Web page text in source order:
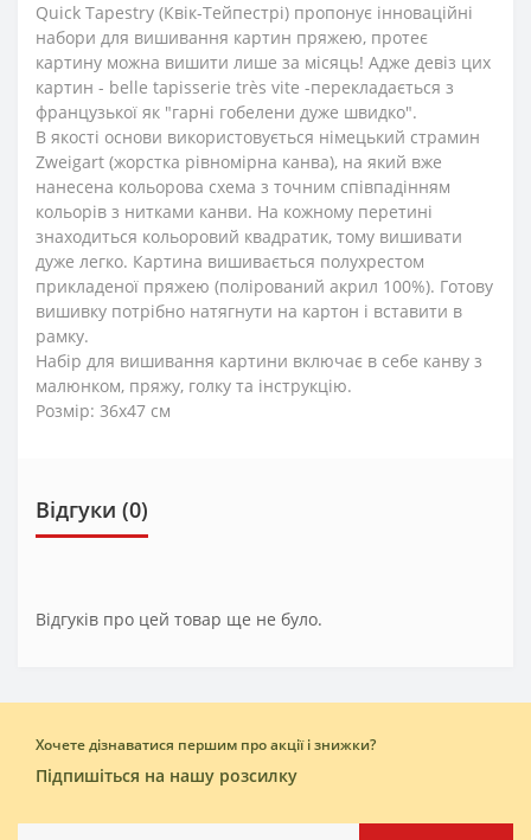
Quick Tapestry (Квік-Тейпестрі) пропонує інноваційні
набори для вишивання картин пряжею, протеє
картину можна вишити лише за місяць! Адже девіз цих
картин - belle tapisserie très vite -перекладається з
французької як "гарні гобелени дуже швидко".
В якості основи використовується німецький страмин
Zweigart (жорстка рівномірна канва), на який вже
нанесена кольорова схема з точним співпадінням
кольорів з нитками канви. На кожному перетині
знаходиться кольоровий квадратик, тому вишивати
дуже легко. Картина вишивається полухрестом
прикладеної пряжею (полірований акрил 100%). Готову
вишивку потрібно натягнути на картон і вставити в
рамку.
Набір для вишивання картини включає в себе канву з
малюнком, пряжу, голку та інструкцію.
Розмір: 36x47 см
Відгуки (0)
Відгуків про цей товар ще не було.
Хочете дізнаватися першим про акції і знижки?
Підпишіться на нашу розсилку